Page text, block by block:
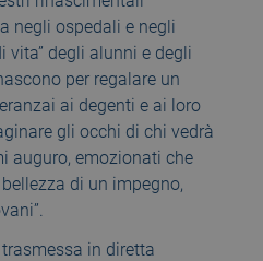
negli ospedali e negli
vita” degli alunni e degli
per regalare un
ai degenti e ai loro
gli occhi di chi vedrà
auguro, emozionati che
di un impegno,
in diretta